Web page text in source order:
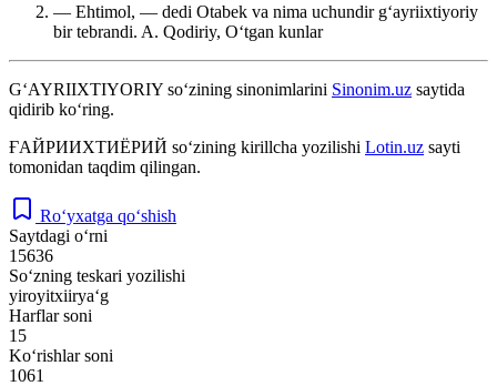
— Ehtimol, — dedi Otabek va nima uchundir gʻayriixtiyoriy
bir tebrandi. A. Qodiriy, Oʻtgan kunlar
G‘AYRIIXTIYORIY so‘zining sinonimlarini Sinonim.uz saytida
qidirib ko‘ring.
ҒАЙРИИХТИЁРИЙ so‘zining kirillcha yozilishi Lotin.uz sayti
tomonidan taqdim qilingan.
Ro‘yxatga qo‘shish
Saytdagi o‘rni
15636
So‘zning teskari yozilishi
yiroyitxiirya‘g
Harflar soni
15
Ko‘rishlar soni
1061